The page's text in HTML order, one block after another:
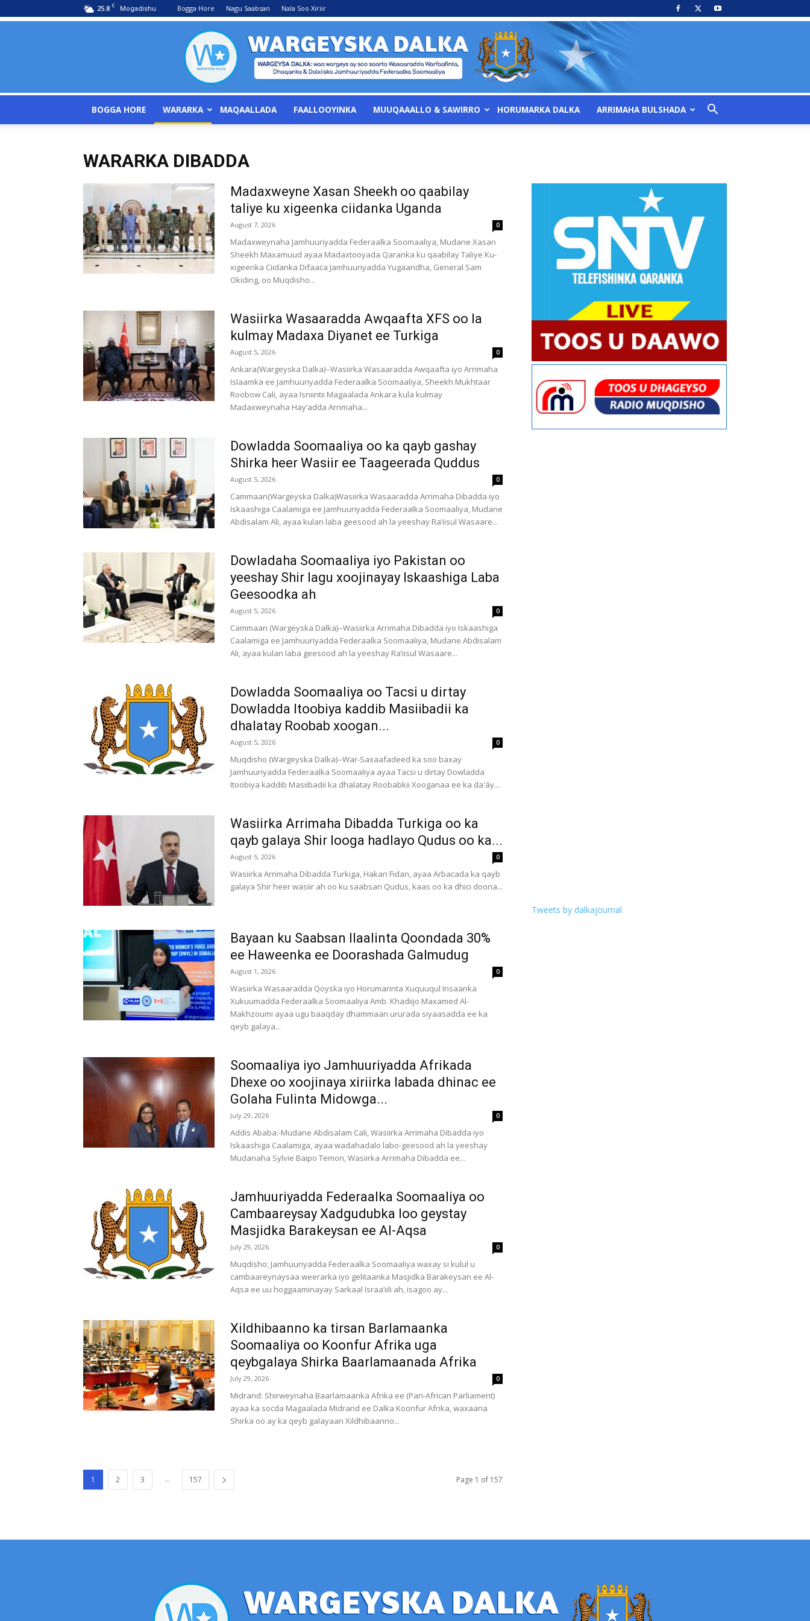
25.8 C Mogadishu Bogga Hore Nagu Saabsan Nala Soo Xiriir
DALKA
BOGGA HORE WARARKA MAQAALLADA FAALLOOYINKA MUUQAAALLO & SAWIRRO HORUMARKA DALKA ARRIMAHA BULSHADA
WARARKA DIBADDA
Madaxweyne Xasan Sheekh oo qaabilay
taliye ku xigeenka ciidanka Uganda
August 7, 2026 0
Madaxweynaha Jamhuuriyadda Federaalka Soomaaliya, Mudane Xasan
Sheekh Maxamuud ayaa Madaxtooyada Qaranka ku qaabilay Taliye Ku-
xigeenka Ciidanka Difaaca Jamhuuriyadda Yugaandha, General Sam
Okiding, oo Muqdisho...
Wasiirka Wasaaradda Awqaafta XFS oo la
kulmay Madaxa Diyanet ee Turkiga
August 5, 2026 0
Ankara(Wargeyska Dalka)--Wasiirka Wasaaradda Awqaafta iyo Arrimaha
Islaamka ee Jamhuuriyadda Federaalka Soomaaliya, Sheekh Mukhtaar
Roobow Cali, ayaa Isniintii Magaalada Ankara kula kulmay
Madaxweynaha Hay’adda Arrimaha...
Dowladda Soomaaliya oo ka qayb gashay
Shirka heer Wasiir ee Taageerada Quddus
August 5, 2026 0
Cammaan(Wargeyska Dalka)Wasiirka Wasaaradda Arrimaha Dibadda iyo
Iskaashiga Caalamiga ee Jamhuuriyadda Federaalka Soomaaliya, Mudane
Abdisalam Ali, ayaa kulan laba geesood ah la yeeshay Ra’iisul Wasaare...
Dowladaha Soomaaliya iyo Pakistan oo
yeeshay Shir lagu xoojinayay Iskaashiga Laba
Geesoodka ah
August 5, 2026 0
Cammaan (Wargeyska Dalka)--Wasiirka Arrimaha Dibadda iyo Iskaashiga
Caalamiga ee Jamhuuriyadda Federaalka Soomaaliya, Mudane Abdisalam
Ali, ayaa kulan laba geesood ah la yeeshay Ra’iisul Wasaare...
Dowladda Soomaaliya oo Tacsi u dirtay
Dowladda Itoobiya kaddib Masiibadii ka
dhalatay Roobab xoogan...
August 5, 2026 0
Muqdisho (Wargeyska Dalka)--War-Saxaafadeed ka soo baxay
Jamhuuriyadda Federaalka Soomaaliya ayaa Tacsi u dirtay Dowladda
Itoobiya kaddib Masiibadii ka dhalatay Roobabkii Xooganaa ee ka da'áy...
Wasiirka Arrimaha Dibadda Turkiga oo ka
qayb galaya Shir looga hadlayo Qudus oo ka...
August 5, 2026 0
Wasiirka Arrimaha Dibadda Turkiga, Hakan Fidan, ayaa Arbacada ka qayb
galaya Shir heer wasiir ah oo ku saabsan Qudus, kaas oo ka dhici doona...
Bayaan ku Saabsan Ilaalinta Qoondada 30%
ee Haweenka ee Doorashada Galmudug
August 1, 2026 0
Wasiirka Wasaaradda Qoyska iyo Horumarinta Xuquuqul Insaanka
Xukuumadda Federaalka Soomaaliya Amb. Khadiijo Maxamed Al-
Makhzoumi ayaa ugu baaqday dhammaan ururada siyaasadda ee ka
qeyb galaya...
Soomaaliya iyo Jamhuuriyadda Afrikada
Dhexe oo xoojinaya xiriirka labada dhinac ee
Golaha Fulinta Midowga...
July 29, 2026 0
Addis Ababa:-Mudane Abdisalam Cali, Wasiirka Arrimaha Dibadda iyo
Iskaashiga Caalamiga, ayaa wadahadalo labo-geesood ah la yeeshay
Mudanaha Sylvie Baipo Temon, Wasiirka Arrimaha Dibadda ee...
Jamhuuriyadda Federaalka Soomaaliya oo
Cambaareysay Xadgudubka loo geystay
Masjidka Barakeysan ee Al-Aqsa
July 29, 2026 0
Muqdisho; Jamhuuriyadda Federaalka Soomaaliya waxay si kulul u
cambaareynaysaa weerarka iyo gelitaanka Masjidka Barakeysan ee Al-
Aqsa ee uu hoggaaminayay Sarkaal Israa’iili ah, isagoo ay...
Xildhibaanno ka tirsan Barlamaanka
Soomaaliya oo Koonfur Afrika uga
qeybgalaya Shirka Baarlamaanada Afrika
July 29, 2026 0
Midrand: Shirweynaha Baarlamaanka Afrika ee (Pan-African Parliament)
ayaa ka socda Magaalada Midrand ee Dalka Koonfur Afrika, waxaana
Shirka oo ay ka qeyb galayaan Xildhibaanno...
1 2 3 ... 157 Page 1 of 157
Tweets by dalkajournal